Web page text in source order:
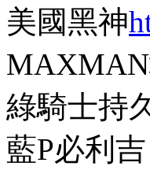
美國黑神
綠騎士持
藍P必利吉